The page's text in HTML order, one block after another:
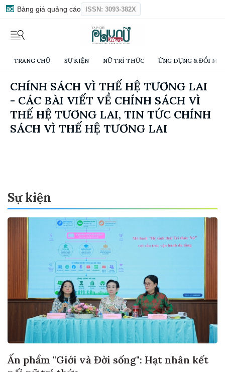
Bảng giá quảng cáo ISSN: 3093-382X
TRANG CHỦ SỰ KIỆN NỮ TRÍ THỨC ỨNG DỤNG & ĐỔI
CHÍNH SÁCH VÌ THẾ HỆ TƯƠNG LAI
- CÁC BÀI VIẾT VỀ CHÍNH SÁCH VÌ
THẾ HỆ TƯƠNG LAI, TIN TỨC CHÍNH
SÁCH VÌ THẾ HỆ TƯƠNG LAI
Sự kiện
Ấn phẩm "Giới và Đời sống": Hạt nhân kết